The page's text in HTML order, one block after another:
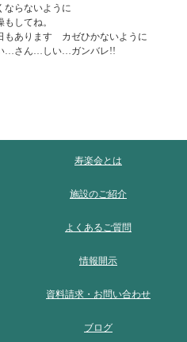
ならないように
してね。
もあります カゼひかないように
…さん…しい…ガンバレ!!
寿楽会とは
施設のご紹介
よくあるご質問
情報開示
資料請求・お問い合わせ
ブログ